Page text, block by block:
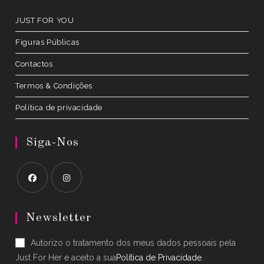
JUST FOR YOU
Figuras Públicas
Contactos
Termos & Condições
Política de privacidade
Siga-Nos
in
new
tab
in
new
tab
Newsletter
Autorizo o tratamento dos meus dados pessoais pela
Just For Her e aceito a suaPolítica de Privacidade